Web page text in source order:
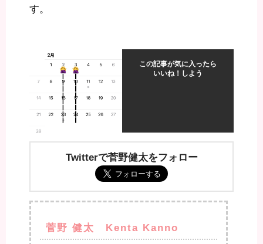
す。
この記事が気に入ったら
いいね！しよう
Twitterで菅野健太をフォロー
菅野 健太 Kenta Kanno